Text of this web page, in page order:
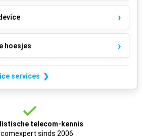
hoesjes
services ❯
telecom-kennis
sinds 2006